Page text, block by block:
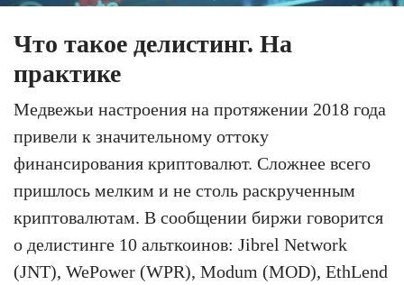
Что такое делистинг. На
практике
Медвежьи настроения на протяжении 2018 года
привели к значительному оттоку
финансирования криптовалют. Сложнее всего
пришлось мелким и не столь раскрученным
криптовалютам. В сообщении биржи говорится
о делистинге 10 альткоинов: Jibrel Network
(JNT), WePower (WPR), Modum (MOD), EthLend